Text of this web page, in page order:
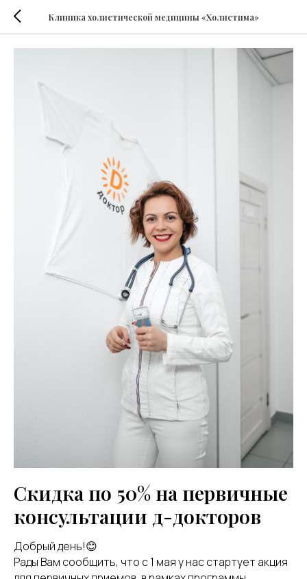
Клиника холистической медицины «Холистима»
Скидка по 50% на первичные
консультации д-докторов
Добрый день!😊
Рады Вам сообщить, что с 1 мая у нас стартует акция